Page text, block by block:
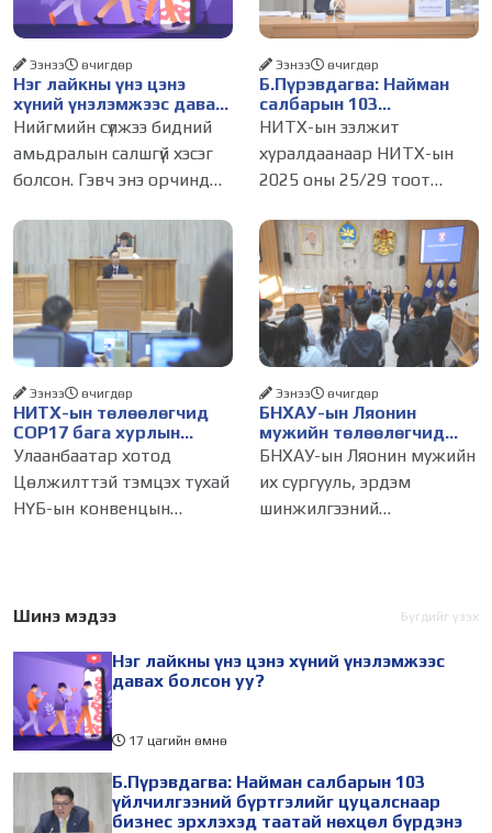
Нэг лайкны үнэ цэнэ
хүний үнэлэмжээс давах
болсон уу?
Ээнээ өчигдѳр
Нийгмийн сүлжээ бидний
амьдралын салшгүй хэсэг
болсон. Гэвч энэ орчинд
тэр ч байтугай хүний үнэ
цэнийг хүртэл лайк, шэйр,
дагагчийн тоогоор
хэмжих хандлага газар
авч
Б.Пүрэвдагва: Найман
салбарын 103
үйлчилгээний
бүртгэлийг цуцалснаар
бизнес эрхлэхэд таатай
нөхцөл бүрдэнэ
Ээнээ өчигдѳр
НИТХ-ын ээлжит
хуралдаанаар НИТХ-ын
2025 оны 25/29 тоот
журмын зарим хэсгийг
хүчингүй болгож,
зөвшөөрлийн шинжтэй
103 бүртгэлээс нийслэлийн
бизнес эрхлэгчдийг
НИТХ-ын төлөөлөгчид
COP17 бага хурлын
бэлтгэл ажлын талаар
мэдээлэл сонслоо
Ээнээ өчигдѳр
Улаанбаатар хотод
Цөлжилттэй тэмцэх тухай
НҮБ-ын конвенцын
өдөр зохион
холбогдуулан Нийслэлийн
БНХАУ-ын Ляонин
мужийн төлөөлөгчид
НИТХ-ын үйл
танилцлаа
Ээнээ өчигдѳр
БНХАУ-ын Ляонин мужийн
их сургууль, эрдэм
шинжилгээний
төлөөлөгчид Монгол
айлчлалынхаа хүрээнд
Шинэ мэдээ Бүгдийг үзэх
Нэг лайкны үнэ цэнэ хүний үнэлэмжээс
давах болсон уу?
17 цагийн өмнө
Б.Пүрэвдагва: Найман салбарын 103
үйлчилгээний бүртгэлийг цуцалснаар
бизнес эрхлэхэд таатай нөхцөл бүрдэнэ